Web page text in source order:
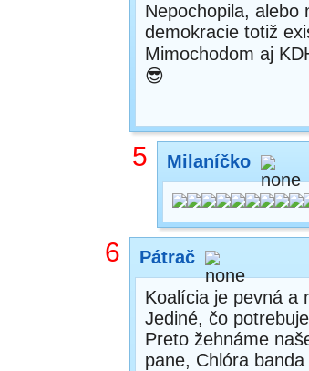
Nepochopila, alebo
demokracie totiž
Mimochodom aj
😎
5 Milaníčko
6 Pátrač
Koalícia je pevná a
Jediné, čo
Preto žehnáme
pane, Chlóra